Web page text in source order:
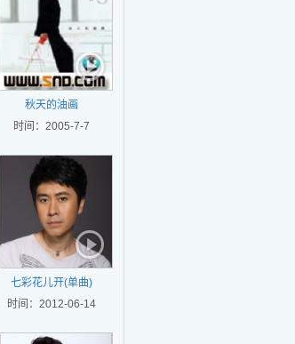
秋天的油画
时间：2005-7-7
七彩花儿开(单曲)
时间：2012-06-14